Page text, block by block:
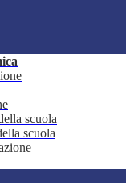
scuola
scuola